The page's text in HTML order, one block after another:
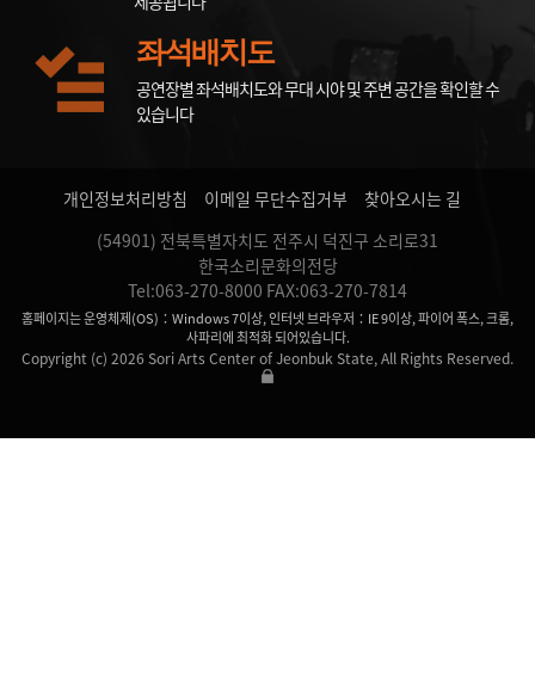
좌석배치도
공연장별 좌석배치도와 무대 시야 및 주변 공간을 확인할 수
있습니다
개인정보처리방침 이메일 무단수집거부
찾아오시는 길
(54901) 전북특별자치도 전주시 덕진구 소리로31
한국소리문화의전당
Tel:063-270-8000 FAX:063-270-7814
홈페이지는 운영체제(OS)：Windows 7이상, 인터넷 브라우저：IE 9이상, 파이어 폭스, 크롬,
사파리에 최적화 되어있습니다.
Copyright (c) 2026 Sori Arts Center of Jeonbuk State, All Rights Reserved.